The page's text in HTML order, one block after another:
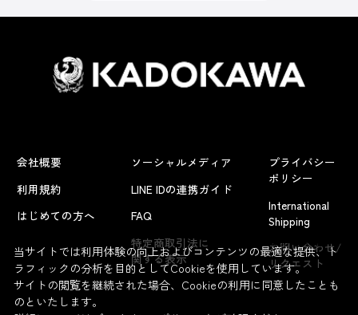
よくあるお問い合わせ
会社概要
利用規約
はじめての方へ
ソーシャルメディア
LINE IDの連携ガイド
FAQ
特定商取引法に
関する表示
プライバシー
ポリシー
International
Shipping
お問い合わせ/
リクエスト
当サイトでは利用体験の向上およびコンテンツの最適な提供、ト
ラフィックの分析を目的としてCookieを使用しています。
サイトの閲覧を継続された場合、Cookieの利用に同意したことも
のといたします。